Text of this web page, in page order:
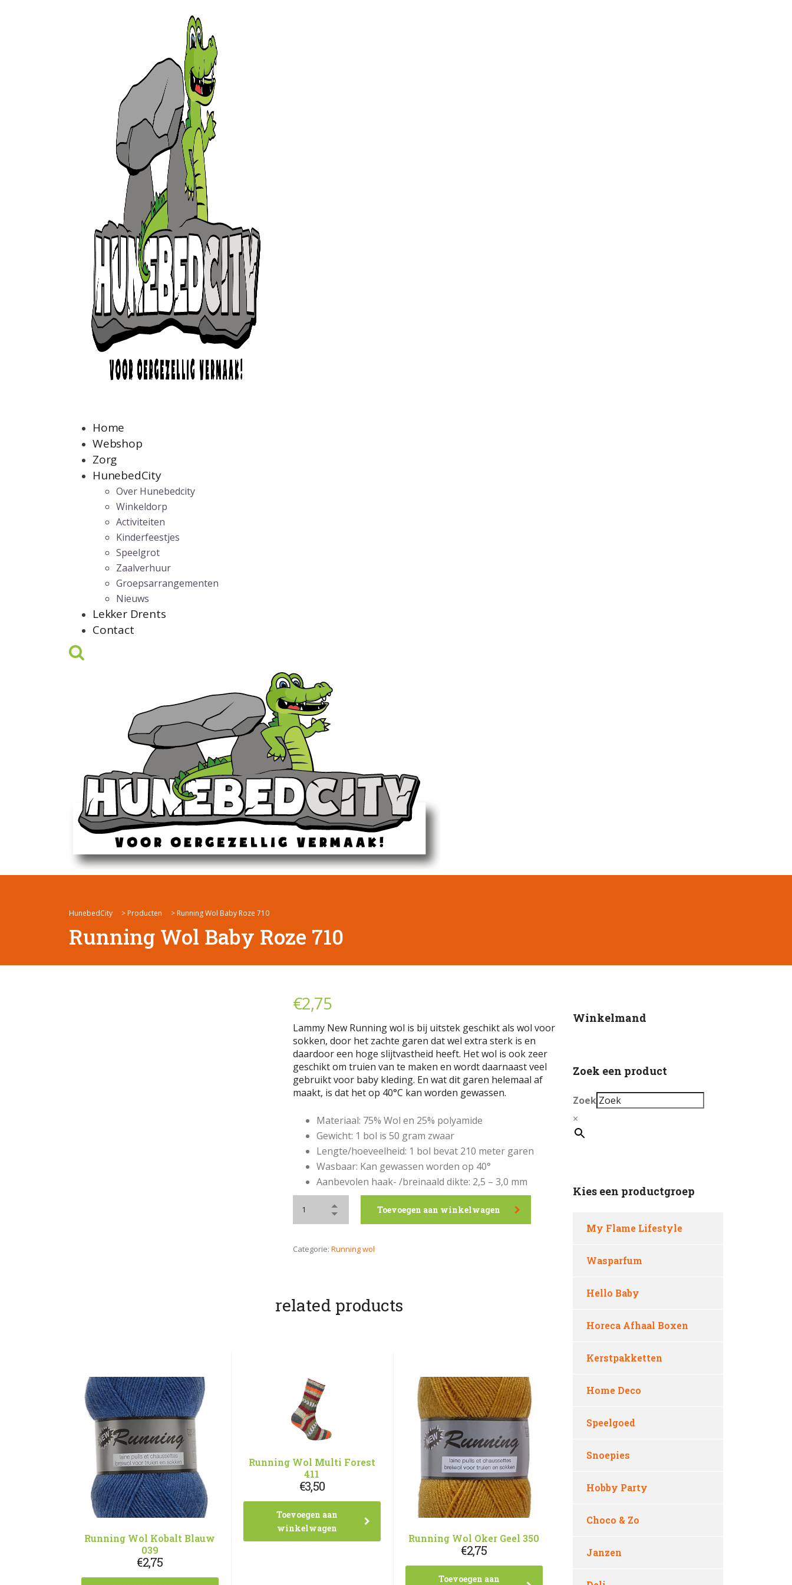
Home
Webshop
Zorg
HunebedCity
Over Hunebedcity
Winkeldorp
Activiteiten
Kinderfeestjes
Speelgrot
Zaalverhuur
Groepsarrangementen
Nieuws
Lekker Drents
Contact
HunebedCity > Producten > Running Wol Baby Roze 710
Running Wol Baby Roze 710
€2,75
Lammy New Running wol is bij uitstek geschikt als wol voor
sokken, door het zachte garen dat wel extra sterk is en
daardoor een hoge slijtvastheid heeft. Het wol is ook zeer
geschikt om truien van te maken en wordt daarnaast veel
gebruikt voor baby kleding. En wat dit garen helemaal af
maakt, is dat het op 40°C kan worden gewassen.
Materiaal: 75% Wol en 25% polyamide
Gewicht: 1 bol is 50 gram zwaar
Lengte/hoeveelheid: 1 bol bevat 210 meter garen
Wasbaar: Kan gewassen worden op 40°
Aanbevolen haak- /breinaald dikte: 2,5 – 3,0 mm
Toevoegen aan winkelwagen
Categorie: Running wol
related products
Running Wol Kobalt Blauw
039
€2,75
Running Wol Multi Forest
411
€3,50
Toevoegen aan
winkelwagen
Running Wol Oker Geel 350
€2,75
Toevoegen aan
Winkelmand
Zoek een product
Zoek
×
Kies een productgroep
My Flame Lifestyle
Wasparfum
Hello Baby
Horeca Afhaal Boxen
Kerstpakketten
Home Deco
Speelgoed
Snoepies
Hobby Party
Choco & Zo
Janzen